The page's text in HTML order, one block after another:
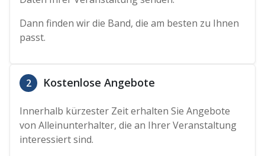
Dann finden wir die Band, die am besten zu Ihnen
passt.
2 Kostenlose Angebote
Innerhalb kürzester Zeit erhalten Sie Angebote
von Alleinunterhalter, die an Ihrer Veranstaltung
interessiert sind.